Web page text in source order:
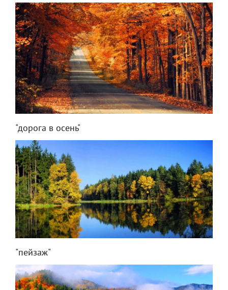
"дорога в осень"
"пейзаж"